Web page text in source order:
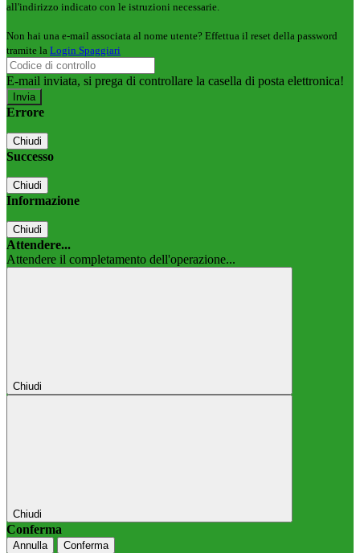
all'indirizzo indicato con le istruzioni necessarie.
Non hai una e-mail associata al nome utente? Effettua il reset della password
tramite la Login Spaggiari
E-mail inviata, si prega di controllare la casella di posta elettronica!
Errore
Chiudi
Successo
Chiudi
Informazione
Chiudi
Attendere...
Attendere il completamento dell'operazione...
Chiudi
Chiudi
Conferma
Annulla Conferma